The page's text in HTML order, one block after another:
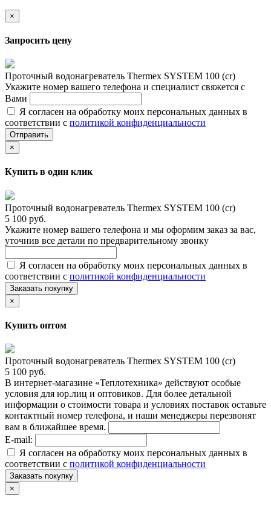
×
Запросить цену
Проточный водонагреватель Thermex SYSTEM 100 (cr)
Укажите номер вашего телефона и специалист свяжется с
Вами
Я согласен на обработку моих персональных данных в
соответствии с политикой конфиденциальности
Отправить
×
Купить в один клик
Проточный водонагреватель Thermex SYSTEM 100 (cr)
5 100 руб.
Укажите номер вашего телефона и мы оформим заказ за вас,
уточнив все детали по предварительному звонку
Я согласен на обработку моих персональных данных в
соответствии с политикой конфиденциальности
Заказать покупку
×
Купить оптом
Проточный водонагреватель Thermex SYSTEM 100 (cr)
5 100 руб.
В интернет-магазине «Теплотехника» действуют особые
условия для юр.лиц и оптовиков. Для более детальной
информации о стоимости товара и условиях поставок оставьте
контактный номер телефона, и наши менеджеры перезвонят
вам в ближайшее время.
E-mail:
Я согласен на обработку моих персональных данных в
соответствии с политикой конфиденциальности
Заказать покупку
×